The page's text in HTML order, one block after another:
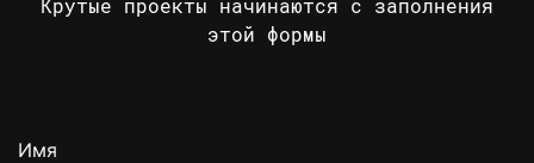
Крутые проекты начинаются с заполнения
этой формы
Имя